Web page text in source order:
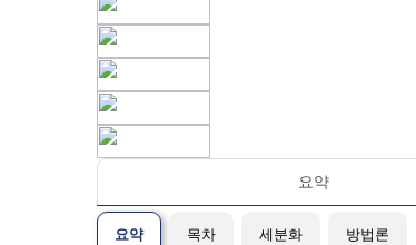
요약
요약 목차 세분화 방법론